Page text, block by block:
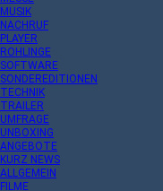
MUSIK
NACHRUF
PLAYER
ROHLINGE
SOFTWARE
SONDEREDITIONEN
TECHNIK
TRAILER
UMFRAGE
UNBOXING
ANGEBOTE
KURZ NEWS
ALLGEMEIN
FILME